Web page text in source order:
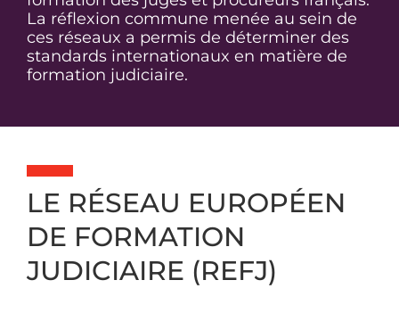
La réflexion commune menée au sein de
ces réseaux a permis de déterminer des
standards internationaux en matière de
formation judiciaire.
LE RÉSEAU EUROPÉEN
DE FORMATION
JUDICIAIRE (REFJ)